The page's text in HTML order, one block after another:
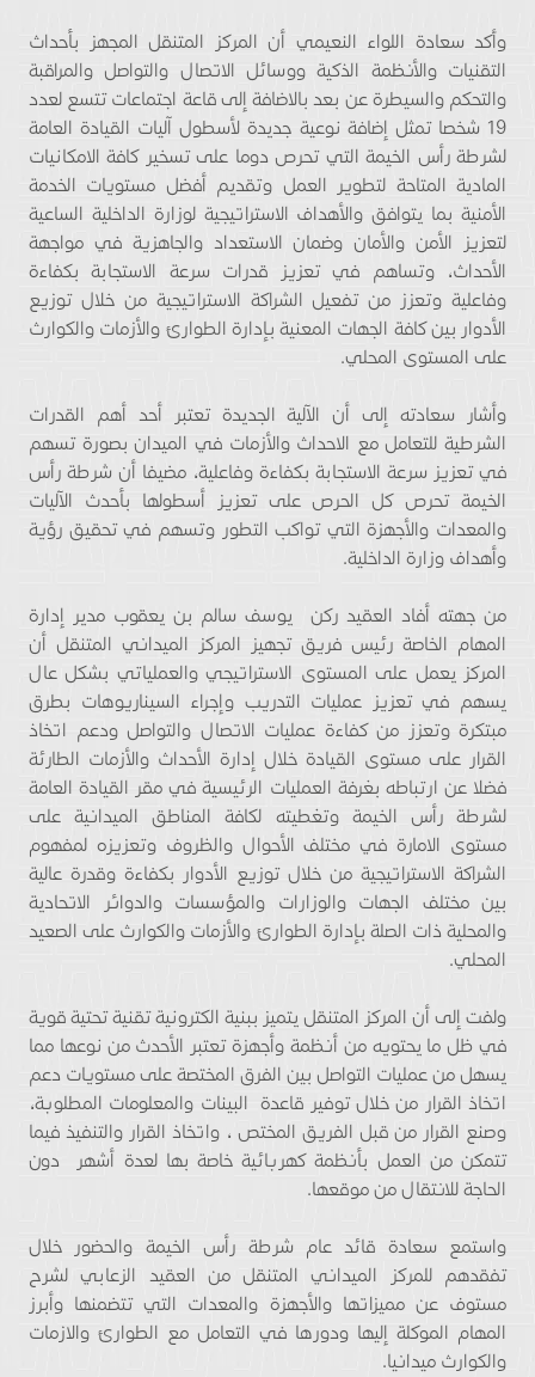
وأكد سعادة اللواء النعيمي أن المركز المتنقل المجهز بأحداث
التقنيات والأنظمة الذكية ووسائل الاتصال والتواصل والمراقبة
والتحكم والسيطرة عن بعد بالاضافة إلى قاعة اجتماعات تتسع لعدد
19 شخصا تمثل إضافة نوعية جديدة لأسطول آليات القيادة العامة
لشرطة رأس الخيمة التي تحرص دوما على تسخير كافة الامكانيات
المادية المتاحة لتطوير العمل وتقديم أفضل مستويات الخدمة
الأمنية بما يتوافق والأهداف الاستراتيجية لوزارة الداخلية الساعية
لتعزيز الأمن والأمان وضمان الاستعداد والجاهزية في مواجهة
الأحداث، وتساهم في تعزيز قدرات سرعة الاستجابة بكفاءة
وفاعلية وتعزز من تفعيل الشراكة الاستراتيجية من خلال توزيع
الأدوار بين كافة الجهات المعنية بإدارة الطوارئ والأزمات والكوارث
على المستوى المحلي.
وأشار سعادته إلى أن الآلية الجديدة تعتبر أحد أهم القدرات
الشرطية للتعامل مع الاحداث والأزمات في الميدان بصورة تسهم
في تعزيز سرعة الاستجابة بكفاءة وفاعلية، مضيفا أن شرطة رأس
الخيمة تحرص كل الحرص على تعزيز أسطولها بأحدث الآليات
والمعدات والأجهزة التي تواكب التطور وتسهم في تحقيق رؤية
وأهداف وزارة الداخلية.
من جهته أفاد العقيد ركن يوسف سالم بن يعقوب مدير إدارة
المهام الخاصة رئيس فريق تجهيز المركز الميداني المتنقل أن
المركز يعمل على المستوى الاستراتيجي والعملياتي بشكل عال
يسهم في تعزيز عمليات التدريب وإجراء السيناريوهات بطرق
مبتكرة وتعزز من كفاءة عمليات الاتصال والتواصل ودعم اتخاذ
القرار على مستوى القيادة خلال إدارة الأحداث والأزمات الطارئة
فضلا عن ارتباطه بغرفة العمليات الرئيسية في مقر القيادة العامة
لشرطة رأس الخيمة وتغطيته لكافة المناطق الميدانية على
مستوى الامارة في مختلف الأحوال والظروف وتعزيزه لمفهوم
الشراكة الاستراتيجية من خلال توزيع الأدوار بكفاءة وقدرة عالية
بين مختلف الجهات والوزارات والمؤسسات والدوائر الاتحادية
والمحلية ذات الصلة بإدارة الطوارئ والأزمات والكوارث على الصعيد
المحلي.
ولفت إلى أن المركز المتنقل يتميز ببنية الكترونية تقنية تحتية قوية
في ظل ما يحتويه من أنظمة وأجهزة تعتبر الأحدث من نوعها مما
يسهل من عمليات التواصل بين الفرق المختصة على مستويات دعم
اتخاذ القرار من خلال توفير قاعدة البينات والمعلومات المطلوبة،
وصنع القرار من قبل الفريق المختص ، واتخاذ القرار والتنفيذ فيما
تتمكن من العمل بأنظمة كهربائية خاصة بها لعدة أشهر دون
الحاجة للانتقال من موقعها.
واستمع سعادة قائد عام شرطة رأس الخيمة والحضور خلال
تفقدهم للمركز الميداني المتنقل من العقيد الزعابي لشرح
مستوف عن مميزاتها والأجهزة والمعدات التي تتضمنها وأبرز
المهام الموكلة إليها ودورها في التعامل مع الطوارئ والازمات
والكوارث ميدانيا.